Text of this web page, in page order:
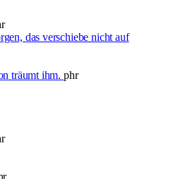
das verschiebe nicht auf
träumt ihm. phr